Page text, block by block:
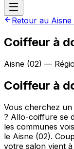
Retour au Aisne
Coiffeur à
Aisne (02) —
Coiffeur à
Vous cherchez
? Allo-coiffure se
les communes
le Aisne (02).
votre salon vient